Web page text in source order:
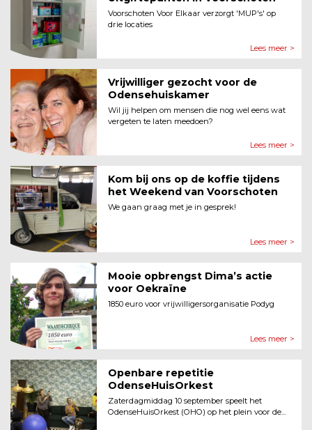
Voorschoten Voor Elkaar verzorgt 'MUP's' op
drie locaties
Lees meer >
Vrijwilliger gezocht voor de
Odensehuiskamer
Wil jij helpen om mensen die nog wel eens wat
vergeten te laten meedoen?
Lees meer >
Kom bij ons op de koffie tijdens
het Weekend van Voorschoten
We gaan graag met je in gesprek!
Lees meer >
Mooie opbrengst Dima’s actie
voor Oekraïne
1850 euro voor vrijwilligersorganisatie Podyg
Lees meer >
Openbare repetitie
OdenseHuisOrkest
Zaterdagmiddag 10 september speelt het
OdenseHuisOrkest (OHO) op het plein voor de...